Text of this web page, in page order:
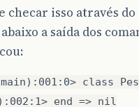
checar isso através
a saída dos
class
end => nil